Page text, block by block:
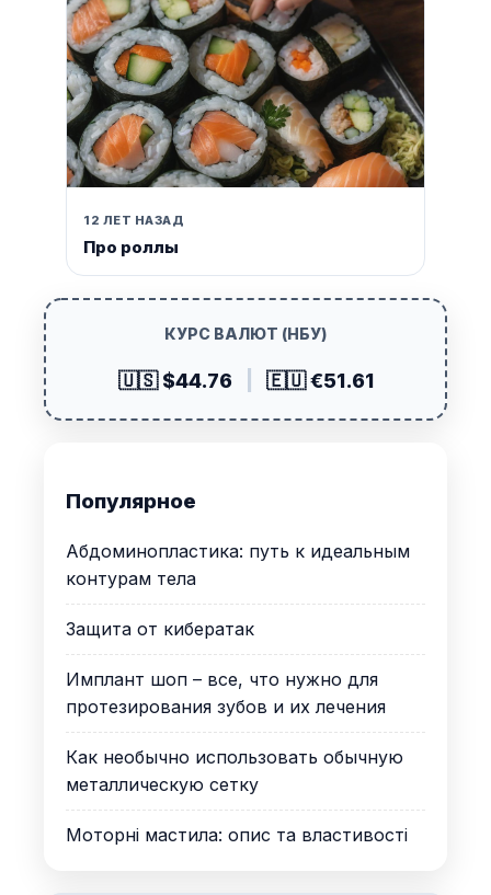
12 ЛЕТ НАЗАД
Про роллы
КУРС ВАЛЮТ (НБУ)
🇺🇸 $44.76 🇪🇺 €51.61
Популярное
Абдоминопластика: путь к идеальным
контурам тела
Защита от кибератак
Имплант шоп – все, что нужно для
протезирования зубов и их лечения
Как необычно использовать обычную
металлическую сетку
Моторні мастила: опис та властивості